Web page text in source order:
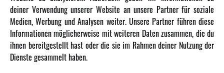
Amewi Kataloge
MEHR VON AMEWI
deiner Verwendung unserer Website an unsere Partner für soziale
Medien, Werbung und Analysen weiter. Unsere Partner führen diese
Informationen möglicherweise mit weiteren Daten zusammen, die du
ihnen bereitgestellt hast oder die sie im Rahmen deiner Nutzung der
Dienste gesammelt haben.